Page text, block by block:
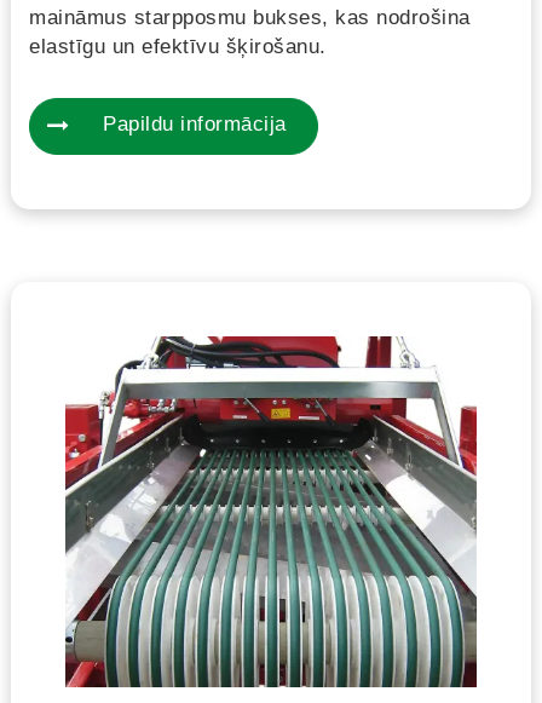
maināmus starpposmu bukses, kas nodrošina
elastīgu un efektīvu šķirošanu.
Papildu informācija